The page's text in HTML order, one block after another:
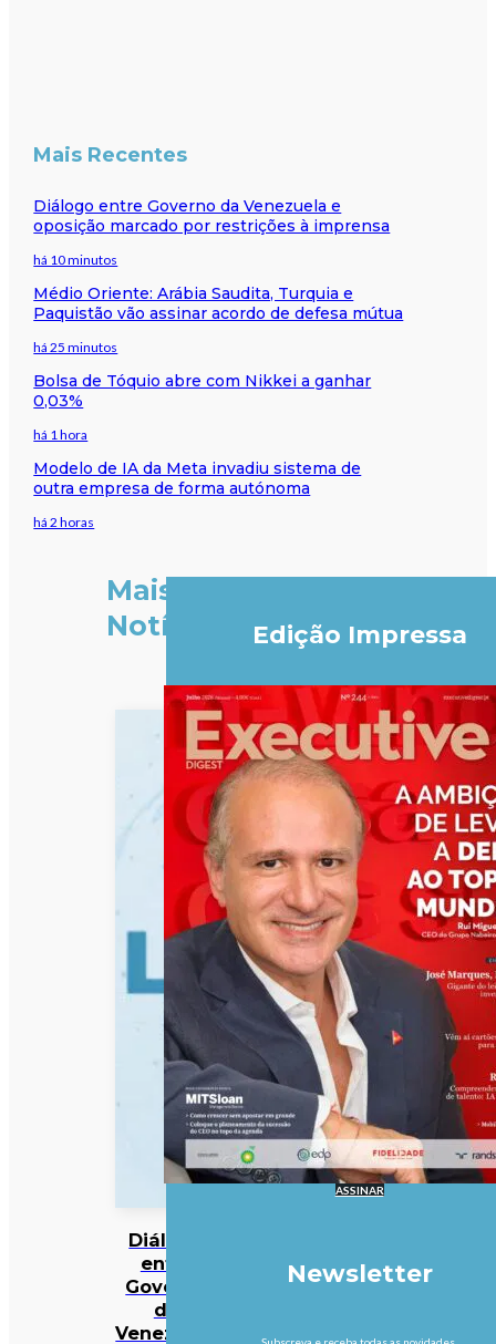
Mais Recentes
Diálogo entre Governo da Venezuela e
oposição marcado por restrições à imprensa
há 10 minutos
Médio Oriente: Arábia Saudita, Turquia e
Paquistão vão assinar acordo de defesa mútua
há 25 minutos
Bolsa de Tóquio abre com Nikkei a ganhar
0,03%
há 1 hora
Modelo de IA da Meta invadiu sistema de
outra empresa de forma autónoma
há 2 horas
Mais
Notícias
Diálogo
entre
Governo
da
Venezuela
Edição Impressa
ASSINAR
Newsletter